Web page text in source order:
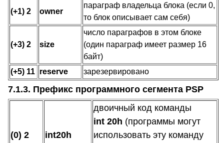
(+1) 2 owner
параграф владельца блока (если 0,
то блок описывает сам себя)
(+3) 2 size
число параграфов в этом блоке
(один параграф имеет размер 16
байт)
(+5) 11 reserve зарезервировано
7.1.3. Префикс программного сегмента PSP
(0) 2 int20h
двоичный код команды
int 20h (программы могут
использовать эту команду